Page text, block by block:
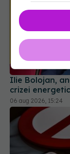
Ilie Bolojan,
crizei
06 aug 2026, 15:24